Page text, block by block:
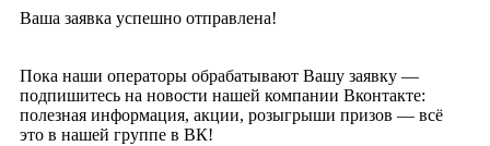
Ваша заявка успешно отправлена!
Пока наши операторы обрабатывают Вашу заявку —
подпишитесь на новости нашей компании Вконтакте:
полезная информация, акции, розыгрыши призов — всё
это в нашей группе в ВК!